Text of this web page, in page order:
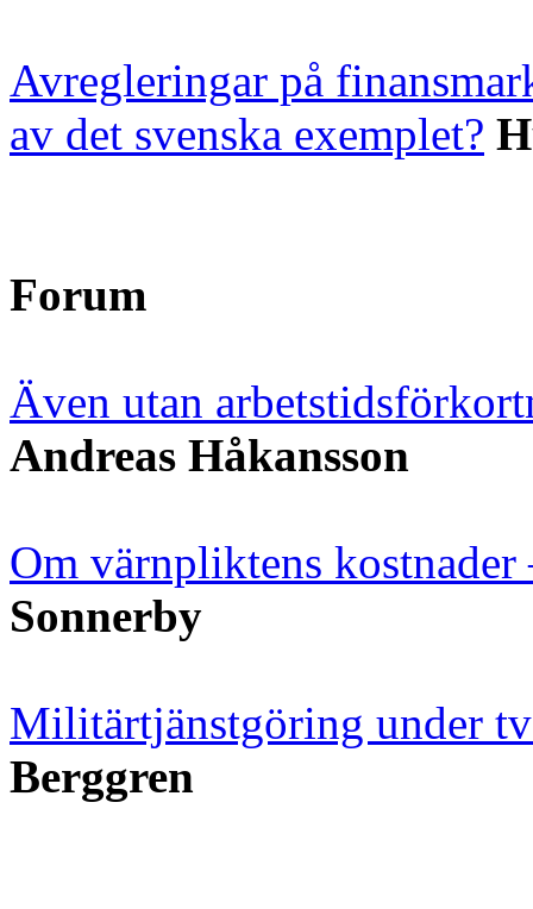
Avregleringar på
av det svenska exemplet?
Forum
Även utan
Andreas Håkansson
Om värnpliktens kostnader
Sonnerby
Militärtjänstgöring under
Berggren